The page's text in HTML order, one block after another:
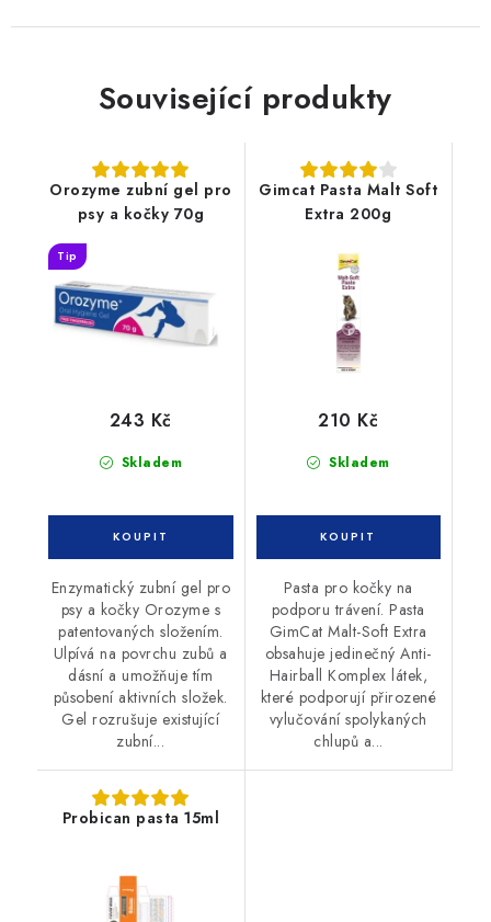
Související produkty
Orozyme zubní gel pro
psy a kočky 70g
Tip
Skladem
243 Kč
Enzymatický zubní gel pro
psy a kočky Orozyme s
patentovaných složením.
Ulpívá na povrchu zubů a
dásní a umožňuje tím
působení aktivních složek.
Gel rozrušuje existující
zubní...
Gimcat Pasta Malt Soft
Extra 200g
Skladem
210 Kč
Pasta pro kočky na
podporu trávení. Pasta
GimCat Malt-Soft Extra
obsahuje jedinečný Anti-
Hairball Komplex látek,
které podporují přirozené
vylučování spolykaných
chlupů a...
Probican pasta 15ml